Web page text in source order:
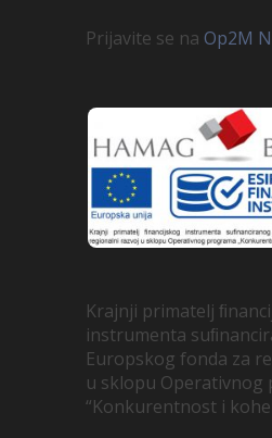
Prijavite se na Op2M
Krajnji primatelj
instrumenta
Europskog fonda za
u sklopu Operativnog
“Konkurentnost i